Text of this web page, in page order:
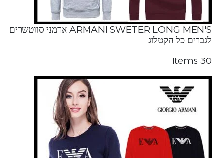
ARMANI SWETER LONG MEN'S ארמני סווטשרים
לגברים כל הקטלוג
30 Items